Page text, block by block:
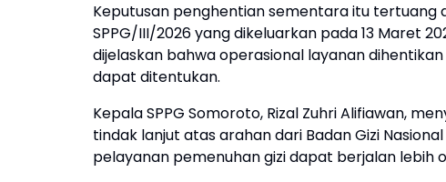
Keputusan penghentian sementara itu
SPPG/III/2026 yang dikeluarkan pada 13 Maret
dijelaskan bahwa operasional layanan
dapat ditentukan.
Kepala SPPG Somoroto, Rizal Zuhri Alifiawan,
tindak lanjut atas arahan dari Badan Gizi
pelayanan pemenuhan gizi dapat berjalan lebih